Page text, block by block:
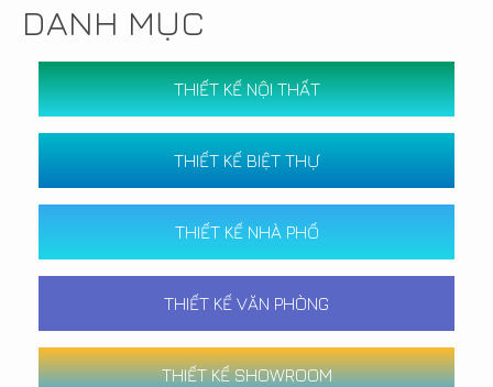
DANH MỤC
THIẾT KẾ NỘI THẤT
THIẾT KẾ BIỆT THỰ
THIẾT KẾ NHÀ PHỐ
THIẾT KẾ VĂN PHÒNG
THIẾT KẾ SHOWROOM